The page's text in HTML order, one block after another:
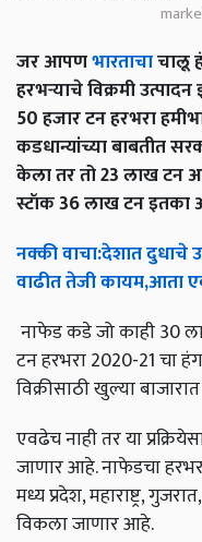
जर आपणभारताचाचालू
हरभऱ्याचे विक्रमी
50 हजार टन हरभरा
कडधान्यांच्या बाबतीत
केला तर तो 23 लाख टन
स्टॉक 36 लाख टन इतका
नक्कीवाचा:देशातदुधाचे
वाढीततेजीकायम,आता
नाफेड कडे जो काही 30
टन हरभरा 2020-21 चा
विक्रीसाठी खुल्या
एवढेच नाही तर या
जाणार आहे. नाफेडचा
मध्य प्रदेश, महाराष्ट्र,
विकला जाणार आहे.